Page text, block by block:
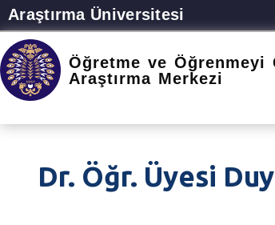
Araştırma Üniversitesi
Öğretme ve
Araştırma Merkezi
Dr. Öğr. Üyesi